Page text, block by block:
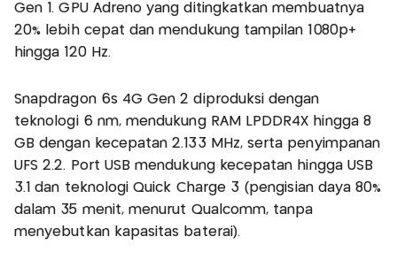
Gen 1. GPU Adreno yang ditingkatkan membuatnya
20% lebih cepat dan mendukung tampilan 1080p+
hingga 120 Hz.
Snapdragon 6s 4G Gen 2 diproduksi dengan
teknologi 6 nm, mendukung RAM LPDDR4X hingga 8
GB dengan kecepatan 2.133 MHz, serta penyimpanan
UFS 2.2. Port USB mendukung kecepatan hingga USB
3.1 dan teknologi Quick Charge 3 (pengisian daya 80%
dalam 35 menit, menurut Qualcomm, tanpa
menyebutkan kapasitas baterai).